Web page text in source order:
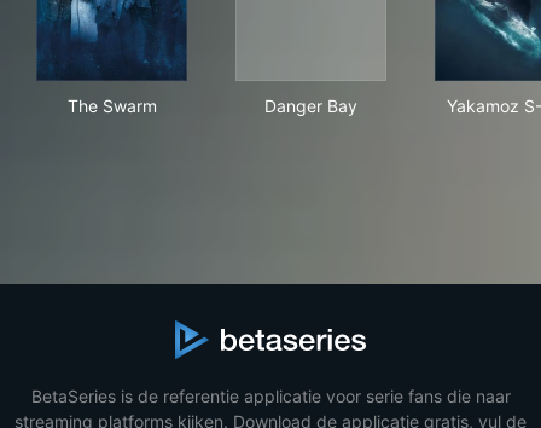
The Swarm Danger Bay Yakamoz
BetaSeries is de referentie applicatie voor serie fans die naar
streaming platforms kijken. Download de applicatie gratis, vul de